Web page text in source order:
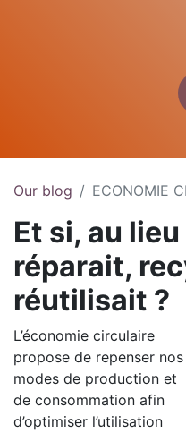
Our blog ECONOMIE
Et si, au
réparait,
réutilisait ?
L’économie circulaire
propose de repenser nos
modes de production et
de consommation afin
d’optimiser l’utilisation